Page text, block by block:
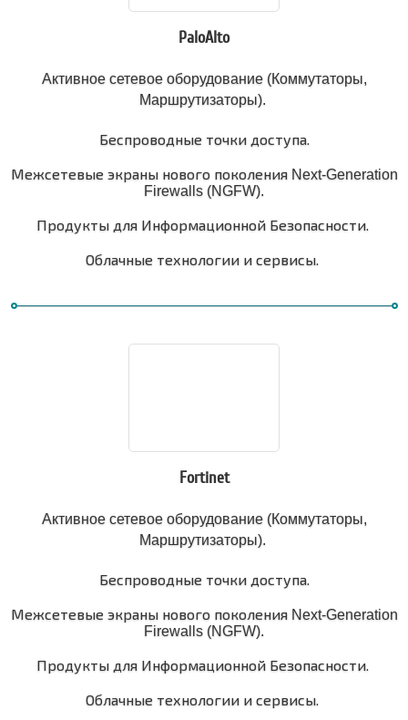
PaloAlto
Активное сетевое оборудование (Коммутаторы,
Маршрутизаторы).
Беспроводные точки доступа.
Межсетевые экраны нового поколения Next-Generation
Firewalls (NGFW).
Продукты для Информационной Безопасности.
Облачные технологии и сервисы.
Fortinet
Активное сетевое оборудование (Коммутаторы,
Маршрутизаторы).
Беспроводные точки доступа.
Межсетевые экраны нового поколения Next-Generation
Firewalls (NGFW).
Продукты для Информационной Безопасности.
Облачные технологии и сервисы.